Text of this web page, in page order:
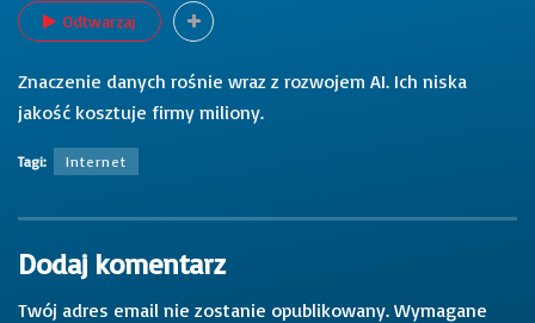
Odtwarzaj
Znaczenie danych rośnie wraz z rozwojem AI. Ich niska
jakość kosztuje firmy miliony.
Tagi: Internet
Dodaj komentarz
Twój adres email nie zostanie opublikowany. Wymagane